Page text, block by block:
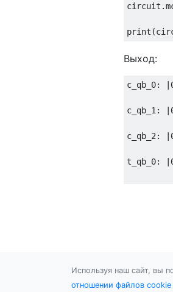
Выход:
c_qb_0:
c_qb_1:
c_qb_2:
t_qb_0:
Используя наш сайт, вы
отношении файлов cookie